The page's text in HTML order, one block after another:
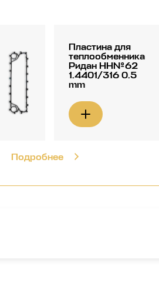
Пластина для
теплообменника
Ридан НН№62
1.4401/316 0.5
mm
Подробнее